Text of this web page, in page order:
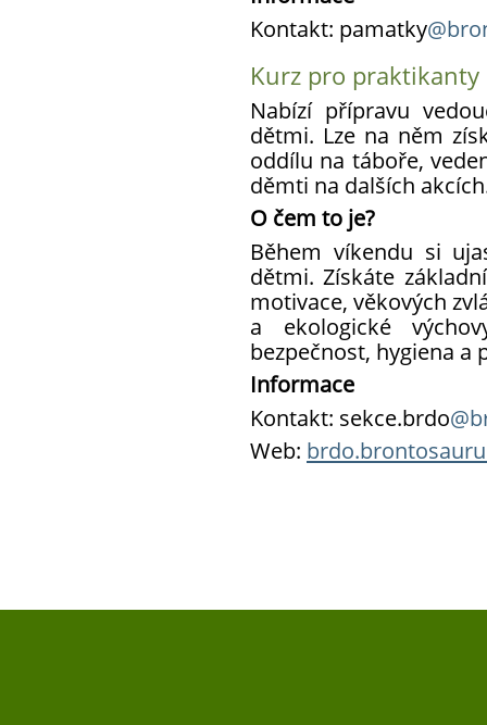
Kontakt: pamatky
Kurz pro praktikanty
Nabízí přípravu
dětmi. Lze na něm
oddílu na táboře,
děmti na dalších
O čem to je?
Během víkendu si
dětmi. Získáte
motivace, věkových
a ekologické
bezpečnost, hygiena a
Informace
Kontakt: sekce.brdo
Web: